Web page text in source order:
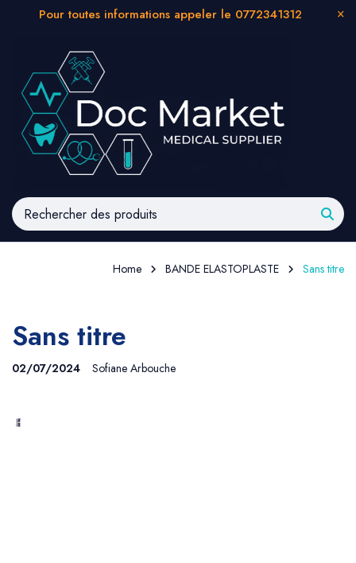
Pour toutes informations appeler le 0772341312
Home BANDE ELASTOPLASTE Sans titre
Sans titre
02/07/2024 Sofiane Arbouche